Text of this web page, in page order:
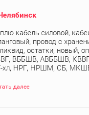
кабель силовой,
провод с
остатки, новый,
ВББШВ, АВББШВ,
хл, НРГ, НРШМ, СБ,
далее